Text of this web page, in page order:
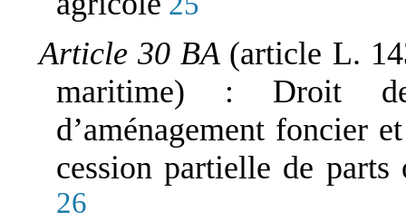
Article 30 BA (article L.
maritime) : Droit de
d’aménagement foncier
cession partielle de parts
26